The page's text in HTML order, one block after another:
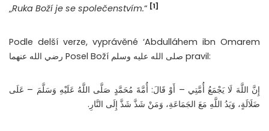
„Ruka Boží je se společenstvím.“ [1]
Podle delší verze, vyprávěné ‘Abdulláhem ibn Omarem
رضي الله عنهما Posel Boží صلى الله عليه وسلم pravil:
إِنَّ اللَّهَ لَا يَجْمَعُ أُمَّتِي – أَوْ قَالَ: أُمَّةَ مُحَمَّدٍ صَلَّى اللَّهُ عَلَيْهِ وَسَلَّمَ – عَلَى
ضَلَالَةٍ، وَيَدُ اللَّهِ مَعَ الجَمَاعَةِ، وَمَنْ شَذَّ شَذَّ إِلَى النَّارِ.